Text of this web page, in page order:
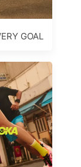
GOAL